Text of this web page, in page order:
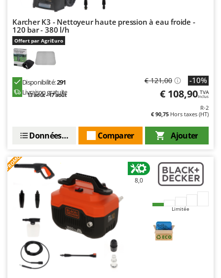
Master
Mastercook
Masterpro
McCulloch
MCH
Michelin
Mille
More than chef
MOVA
MTD
New O.M.R.A.
Nilfisk
Ninja
Novatec
Karcher K3 - Nettoyeur haute pression à eau froide -
120 bar - 380 l/h
Offert par AgriEuro
Disponibilité:291
Livraison gratuite
13 août - 17 août
€ 121,00 -10%
€ 108,90 TVA
Inclus
R-2
€ 90,75 Hors taxes (HT)
Ajouter
Comparer
Données techniques
PROMO
8,0
Limitée